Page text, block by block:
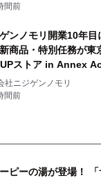
間前
ンノモリ開業10年
商品・特別任務が東
ストア in Annex
社ニジゲンノモリ
間前
ピーの湯が登場！